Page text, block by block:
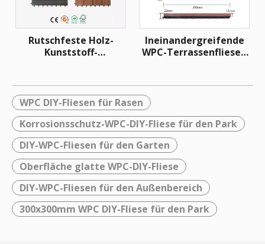
Rutschfeste Holz-
Kunststoff-
zum Selbermachen für
den Balkon
Ineinandergreifende
WPC-Terrassenfliesen
WPC DIY-Fliesen für Rasen
Korrosionsschutz-WPC-DIY-Fliese für den Park
DIY-WPC-Fliesen für den Garten
Oberfläche glatte WPC-DIY-Fliese
DIY-WPC-Fliesen für den Außenbereich
300x300mm WPC DIY-Fliese für den Park